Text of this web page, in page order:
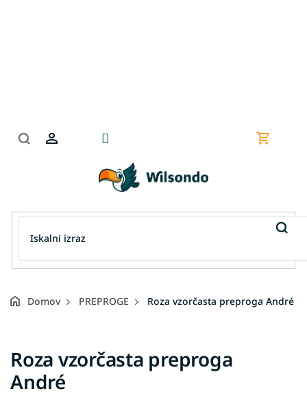
Domov PREPROGE Roza vzorčasta preproga André
Roza vzorčasta preproga
André